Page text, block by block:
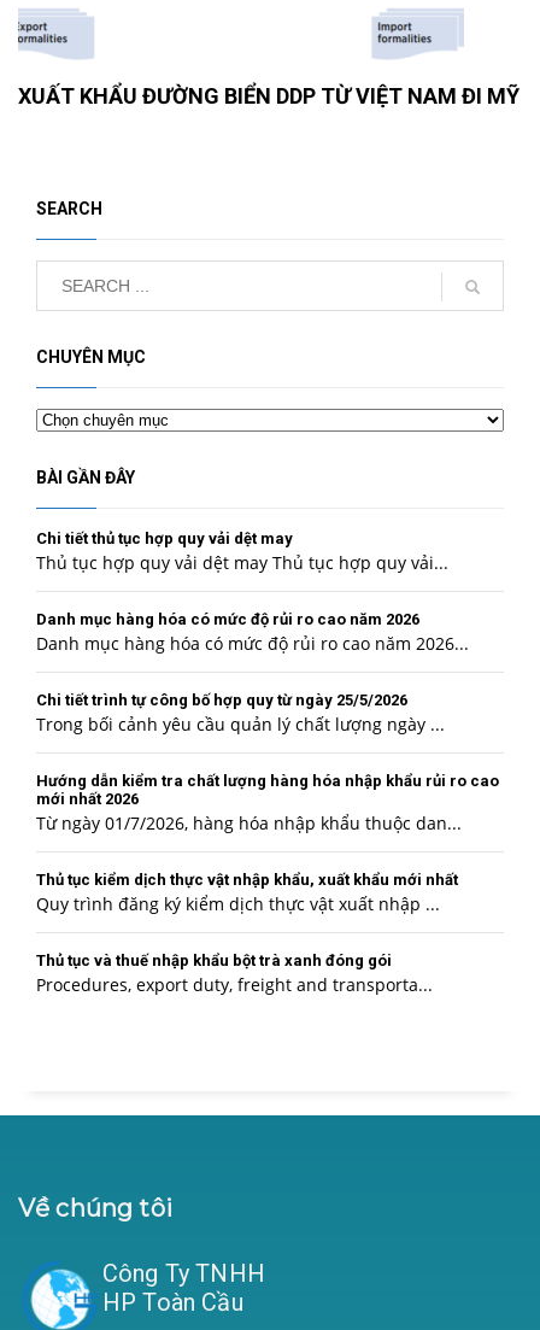
XUẤT KHẨU ĐƯỜNG BIỂN DDP TỪ VIỆT NAM ĐI MỸ
SEARCH
CHUYÊN MỤC
Chuyên
mục
BÀI GẦN ĐÂY
Chi tiết thủ tục hợp quy vải dệt may
Thủ tục hợp quy vải dệt may Thủ tục hợp quy vải...
Danh mục hàng hóa có mức độ rủi ro cao năm 2026
Danh mục hàng hóa có mức độ rủi ro cao năm 2026...
Chi tiết trình tự công bố hợp quy từ ngày 25/5/2026
Trong bối cảnh yêu cầu quản lý chất lượng ngày ...
Hướng dẫn kiểm tra chất lượng hàng hóa nhập khẩu rủi ro cao
mới nhất 2026
Từ ngày 01/7/2026, hàng hóa nhập khẩu thuộc dan...
Thủ tục kiểm dịch thực vật nhập khẩu, xuất khẩu mới nhất
Quy trình đăng ký kiểm dịch thực vật xuất nhập ...
Thủ tục và thuế nhập khẩu bột trà xanh đóng gói
Procedures, export duty, freight and transporta...
Về chúng tôi
Công Ty TNHH
HP Toàn Cầu